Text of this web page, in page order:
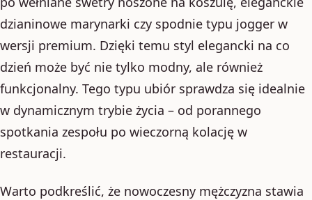
dzianinowe marynarki czy spodnie typu jogger w
wersji premium. Dzięki temu styl elegancki na co
dzień może być nie tylko modny, ale również
funkcjonalny. Tego typu ubiór sprawdza się idealnie
w dynamicznym trybie życia – od porannego
spotkania zespołu po wieczorną kolację w
restauracji.
Warto podkreślić, że nowoczesny mężczyzna stawia